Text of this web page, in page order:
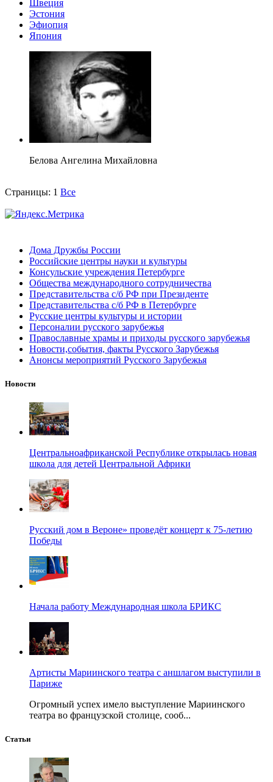
Швеция
Эстония
Эфиопия
Япония
Белова Ангелина Михайловна
Страницы: 1 Все
Дома Дружбы России
Российские центры науки и культуры
Консульские учреждения Петербурге
Общества международного сотрудничества
Представительства с/б РФ при Президенте
Представительства с/б РФ в Петербурге
Русские центры культуры и истории
Персоналии русского зарубежья
Православные храмы и приходы русского зарубежья
Новости,события, факты Русского Зарубежья
Анонсы мероприятий Русского Зарубежья
Новости
Центральноафриканской Республике открылась новая
школа для детей Центральной Африки
Русский дом в Вероне» проведёт концерт к 75-летию
Победы
Начала работу Международная школа БРИКС
Артисты Мариинского театра с аншлагом выступили в
Париже
Огромный успех имело выступление Мариинского
театра во французской столице, сооб...
Статьи